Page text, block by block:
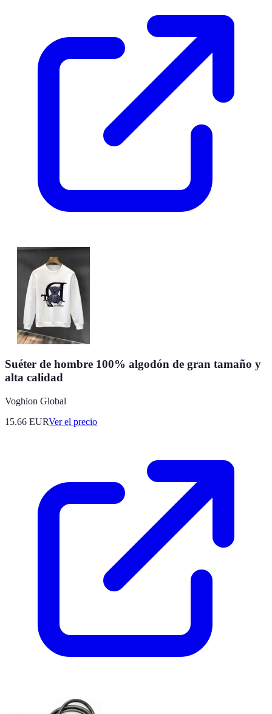
Suéter de hombre 100% algodón de gran tamaño y
alta calidad
Voghion Global
15.66 EURVer el precio